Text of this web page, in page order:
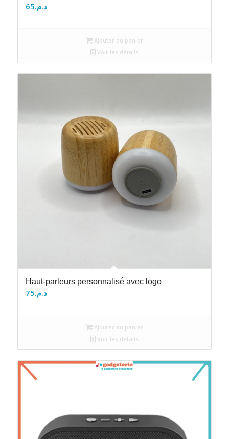
د.م.65
Ajouter au panier
Voir les détails
Haut-parleurs personnalisé avec logo
د.م.75
Ajouter au panier
Voir les détails